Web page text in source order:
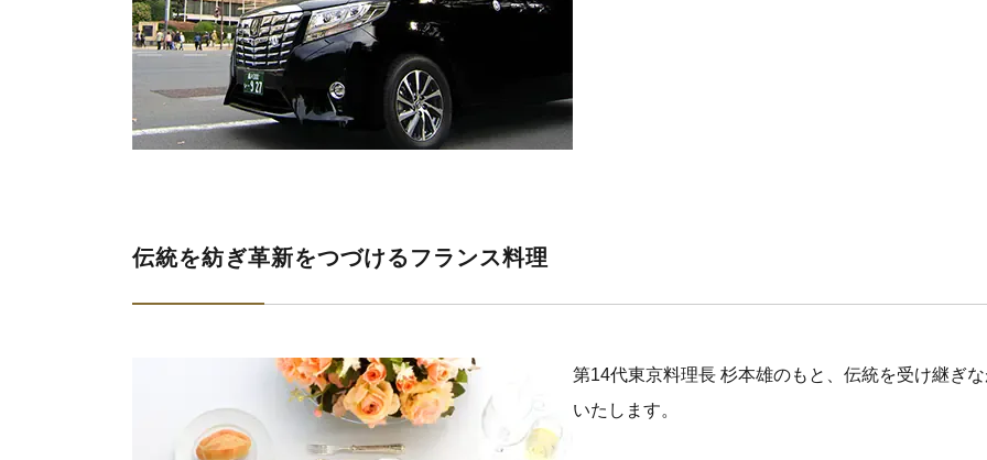
伝統を紡ぎ革新をつづけるフランス料理
第14代東京料理長 杉本雄のもと、伝統を受け継ぎ
いたします。